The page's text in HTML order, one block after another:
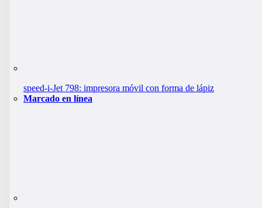
speed-i-Jet 798: impresora móvil con forma de lápiz
Marcado en línea